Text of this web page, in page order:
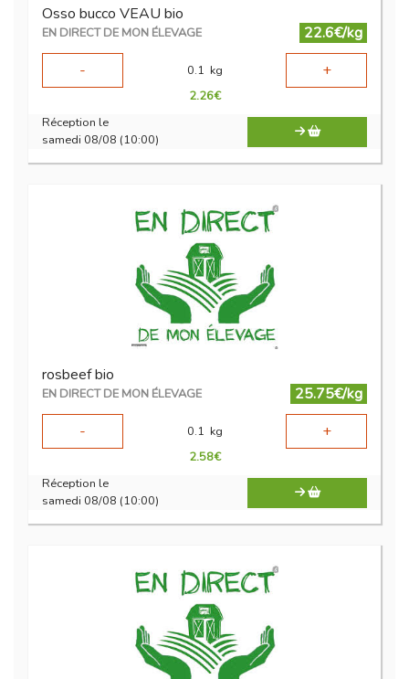
Osso bucco VEAU bio
EN DIRECT DE MON ÉLEVAGE
22.6€/kg
-
0.1 kg +
2.26€
Réception le
samedi 08/08 (10:00)
rosbeef bio
EN DIRECT DE MON ÉLEVAGE
25.75€/kg
-
0.1 kg +
2.58€
Réception le
samedi 08/08 (10:00)